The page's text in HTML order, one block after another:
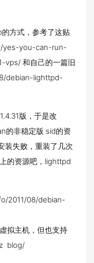
方式，参考了这贴
yes-you-can-run-
和自己的一篇旧
debian-lighttpd-
版，于是改
的非稳定版 sid的资
装失败，重装了几次
的资源吧，lighttpd
2011/08/debian-
拟主机，但也支持
blog/